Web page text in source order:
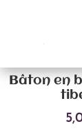
Bâton en